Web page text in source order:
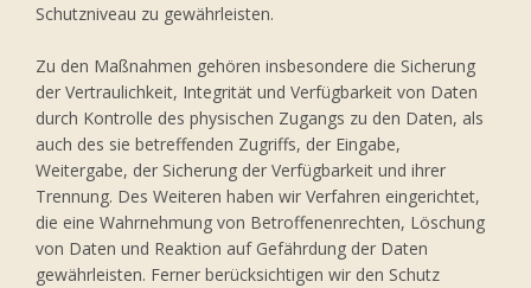
Schutzniveau zu gewährleisten.
Zu den Maßnahmen gehören insbesondere die Sicherung
der Vertraulichkeit, Integrität und Verfügbarkeit von Daten
durch Kontrolle des physischen Zugangs zu den Daten, als
auch des sie betreffenden Zugriffs, der Eingabe,
Weitergabe, der Sicherung der Verfügbarkeit und ihrer
Trennung. Des Weiteren haben wir Verfahren eingerichtet,
die eine Wahrnehmung von Betroffenenrechten, Löschung
von Daten und Reaktion auf Gefährdung der Daten
gewährleisten. Ferner berücksichtigen wir den Schutz